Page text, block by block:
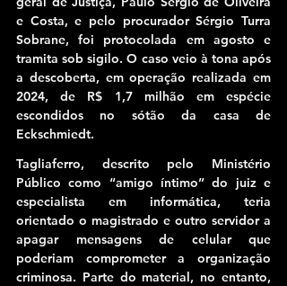
e Costa, e pelo procurador Sérgio Turra
Sobrane, foi protocolada em agosto e
tramita sob sigilo. O caso veio à tona após
a descoberta, em operação realizada em
2024, de R$ 1,7 milhão em espécie
escondidos no sótão da casa de
Eckschmiedt.
Tagliaferro, descrito pelo Ministério
Público como “amigo íntimo” do juiz e
especialista em informática, teria
orientado o magistrado e outro servidor a
apagar mensagens de celular que
poderiam comprometer a organização
criminosa. Parte do material, no entanto,